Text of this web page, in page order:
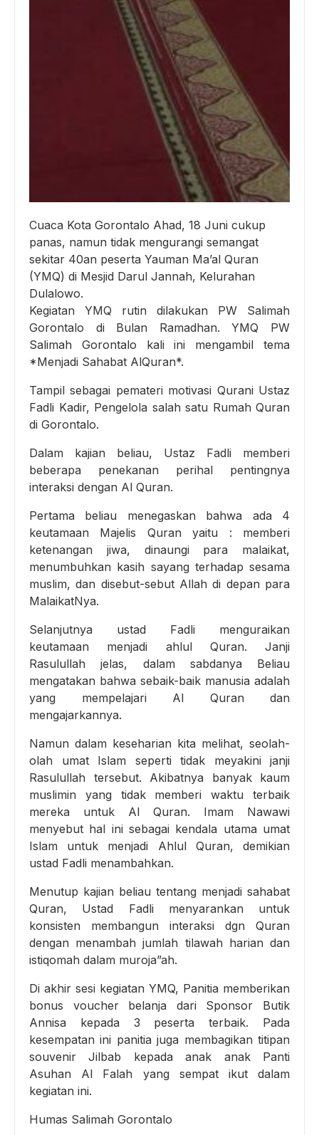
Cuaca Kota Gorontalo Ahad, 18 Juni cukup
panas, namun tidak mengurangi semangat
sekitar 40an peserta Yauman Ma’al Quran
(YMQ) di Mesjid Darul Jannah, Kelurahan
Dulalowo.
Kegiatan YMQ rutin dilakukan PW Salimah
Gorontalo di Bulan Ramadhan. YMQ PW
Salimah Gorontalo kali ini mengambil tema
*Menjadi Sahabat AlQuran*.
Tampil sebagai pemateri motivasi Qurani Ustaz
Fadli Kadir, Pengelola salah satu Rumah Quran
di Gorontalo.
Dalam kajian beliau, Ustaz Fadli memberi
beberapa penekanan perihal pentingnya
interaksi dengan Al Quran.
Pertama beliau menegaskan bahwa ada 4
keutamaan Majelis Quran yaitu : memberi
ketenangan jiwa, dinaungi para malaikat,
menumbuhkan kasih sayang terhadap sesama
muslim, dan disebut-sebut Allah di depan para
MalaikatNya.
Selanjutnya ustad Fadli menguraikan
keutamaan menjadi ahlul Quran. Janji
Rasulullah jelas, dalam sabdanya Beliau
mengatakan bahwa sebaik-baik manusia adalah
yang mempelajari Al Quran dan
mengajarkannya.
Namun dalam keseharian kita melihat, seolah-
olah umat Islam seperti tidak meyakini janji
Rasulullah tersebut. Akibatnya banyak kaum
muslimin yang tidak memberi waktu terbaik
mereka untuk Al Quran. Imam Nawawi
menyebut hal ini sebagai kendala utama umat
Islam untuk menjadi Ahlul Quran, demikian
ustad Fadli menambahkan.
Menutup kajian beliau tentang menjadi sahabat
Quran, Ustad Fadli menyarankan untuk
konsisten membangun interaksi dgn Quran
dengan menambah jumlah tilawah harian dan
istiqomah dalam muroja”ah.
Di akhir sesi kegiatan YMQ, Panitia memberikan
bonus voucher belanja dari Sponsor Butik
Annisa kepada 3 peserta terbaik. Pada
kesempatan ini panitia juga membagikan titipan
souvenir Jilbab kepada anak anak Panti
Asuhan Al Falah yang sempat ikut dalam
kegiatan ini.
Humas Salimah Gorontalo